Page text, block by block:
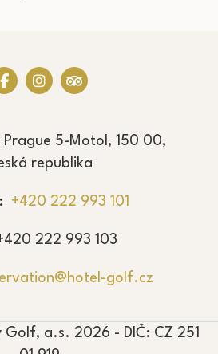
Prague 5-Motol, 150 00,
republika
+420 222 993 101
222 993 103
golf.cz
a.s. 2026 - DIČ: CZ 251